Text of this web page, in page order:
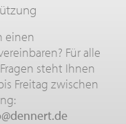
einen
Für alle
steht Ihnen
Freitag zwischen
dennert.de